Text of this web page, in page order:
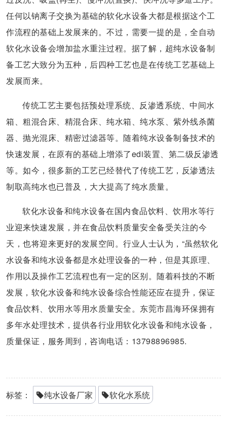
任何以钠离子交换为基础的软化水设备大都是根据这个工
作流程的基础上发展来的。不过，需要一提的是，全自动
软化水设备会增加盐水重注过程。据了解，超纯水设备制
备工艺大致分为五种，后四种工艺也是在传统工艺基础上
发展而来。
传统工艺主要包括预处理系统、反渗透系统、中间水
箱、粗混合床、精混合床、纯水箱、纯水泵、紫外线杀菌
器、抛光混床、精密过滤器等。随着纯水设备制备技术的
快速发展，在原有的基础上增添了edi装置、第二级反渗透
等。如今，很多新的工艺已经替代了传统工艺，反渗透法
制取高纯水也已普及，大大提高了纯水质量。
软化水设备和纯水设备在国内食品饮料、饮用水等行
业迎来快速发展，并在食品饮料质量安全备受关注的今
天，也将迎来更好的发展空间。行业人士认为，“虽然软化
水设备和纯水设备都是水处理设备的一种，但是其原理、
作用以及操作工艺流程也有一定的区别。随着科技的不断
发展，软化水设备和纯水设备综合性能还应在提升，保证
食品饮料、饮用水等用水质量安全。东莞市昌海环保拥有
多年水处理技术，提供各行业用软化水设备和纯水设备，
质量保证，服务周到，咨询电话：13798896985.
标签： 纯水设备厂家 软化水系统